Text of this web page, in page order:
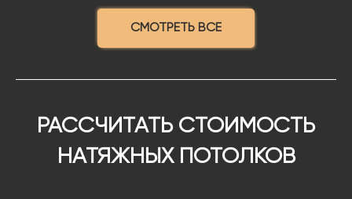
СМОТРЕТЬ ВСЕ
РАССЧИТАТЬ СТОИМОСТЬ
НАТЯЖНЫХ ПОТОЛКОВ